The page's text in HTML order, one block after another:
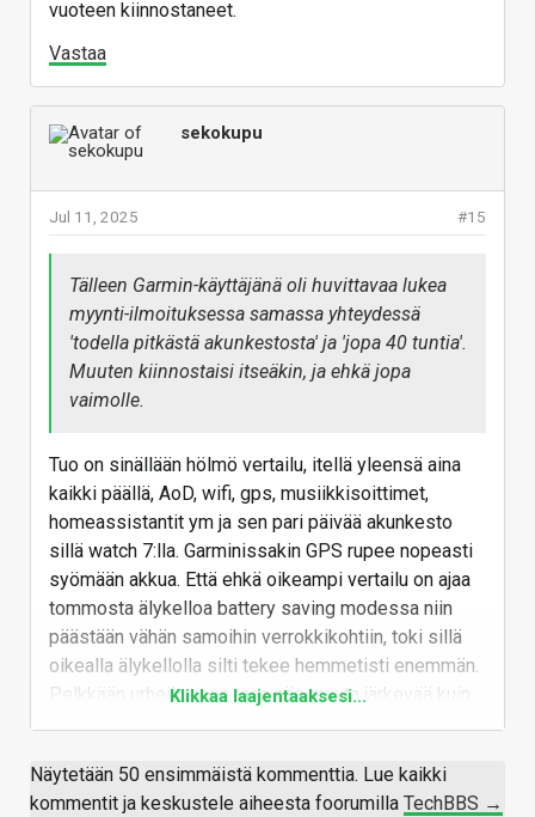
vuoteen kiinnostaneet.
Vastaa
sekokupu
#15
Jul 11, 2025
Tälleen Garmin-käyttäjänä oli huvittavaa lukea
myynti-ilmoituksessa samassa yhteydessä
'todella pitkästä akunkestosta' ja 'jopa 40 tuntia'.
Muuten kiinnostaisi itseäkin, ja ehkä jopa
vaimolle.
Tuo on sinällään hölmö vertailu, itellä yleensä aina
kaikki päällä, AoD, wifi, gps, musiikkisoittimet,
homeassistantit ym ja sen pari päivää akunkesto
sillä watch 7:lla. Garminissakin GPS rupee nopeasti
syömään akkua. Että ehkä oikeampi vertailu on ajaa
tommosta älykelloa battery saving modessa niin
päästään vähän samoihin verrokkikohtiin, toki sillä
oikealla älykellolla silti tekee hemmetisti enemmän.
Pelkkään urheiluun en taas näe muuta järkevää kuin
Vastaa
Klikkaa laajentaaksesi...
Näytetään 50 ensimmäistä kommenttia. Lue kaikki
kommentit ja keskustele aiheesta foorumilla TechBBS →